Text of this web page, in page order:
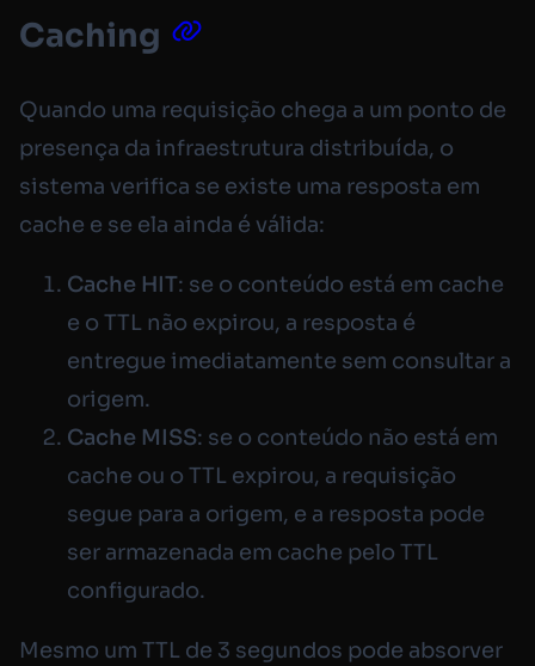
Caching
Quando uma requisição chega a um ponto de
presença da infraestrutura distribuída, o
sistema verifica se existe uma resposta em
cache e se ela ainda é válida:
Cache HIT: se o conteúdo está em cache
e o TTL não expirou, a resposta é
entregue imediatamente sem consultar a
origem.
Cache MISS: se o conteúdo não está em
cache ou o TTL expirou, a requisição
segue para a origem, e a resposta pode
ser armazenada em cache pelo TTL
configurado.
Mesmo um TTL de 3 segundos pode absorver